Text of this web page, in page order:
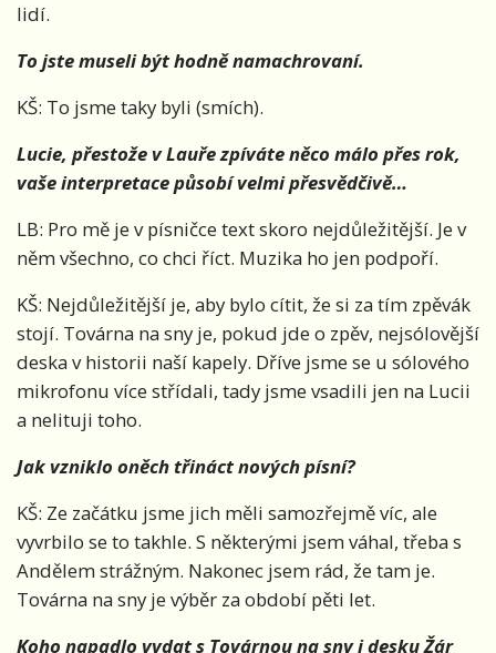
lidí.
To jste museli být hodně namachrovaní.
KŠ: To jsme taky byli (smích).
Lucie, přestože v Lauře zpíváte něco málo přes rok,
vaše interpretace působí velmi přesvědčivě…
LB: Pro mě je v písničce text skoro nejdůležitější. Je v
něm všechno, co chci říct. Muzika ho jen podpoří.
KŠ: Nejdůležitější je, aby bylo cítit, že si za tím zpěvák
stojí. Továrna na sny je, pokud jde o zpěv, nejsólovější
deska v historii naší kapely. Dříve jsme se u sólového
mikrofonu více střídali, tady jsme vsadili jen na Lucii
a nelituji toho.
Jak vzniklo oněch třináct nových písní?
KŠ: Ze začátku jsme jich měli samozřejmě víc, ale
vyvrbilo se to takhle. S některými jsem váhal, třeba s
Andělem strážným. Nakonec jsem rád, že tam je.
Továrna na sny je výběr za období pěti let.
Koho napadlo vydat s Továrnou na sny i desku Žár